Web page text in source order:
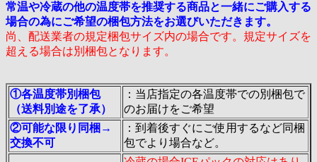
常温や冷蔵の他の温度帯を推奨する商品と一緒にご購入する
場合の為にご希望の梱包方法をお選びいただきます。
尚、配送業者の規定梱包サイズ内の場合です。規定サイズを
超える場合は別梱包となります。
①各温度帯別梱包
（送料別途を了承）
：当店指定の各温度帯での別梱包で
のお届けをご希望
②可能な限り同梱→
交換不可
：到着後すぐにご使用するなど同梱
包でより場合など。